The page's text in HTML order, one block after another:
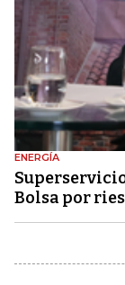
ENERGÍA
Bolsa por